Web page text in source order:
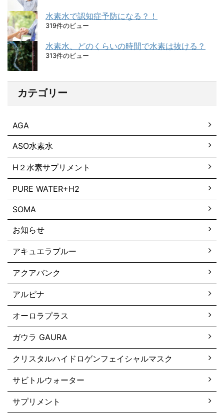
水素水で認知症予防になる？！
319件のビュー
水素水、どのくらいの時間で水素は抜ける？
313件のビュー
カテゴリー
AGA
ASO水素水
H２水素サプリメント
PURE WATER+H2
SOMA
お知らせ
アキュエラブルー
アクアバンク
アルピナ
オーロラプラス
ガウラ GAURA
クリスタルハイドロゲンフェイシャルマスク
サビトルウォーター
サプリメント